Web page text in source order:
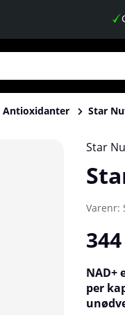
Antioxidanter Star
Star
Varenr:
344
NAD+
per